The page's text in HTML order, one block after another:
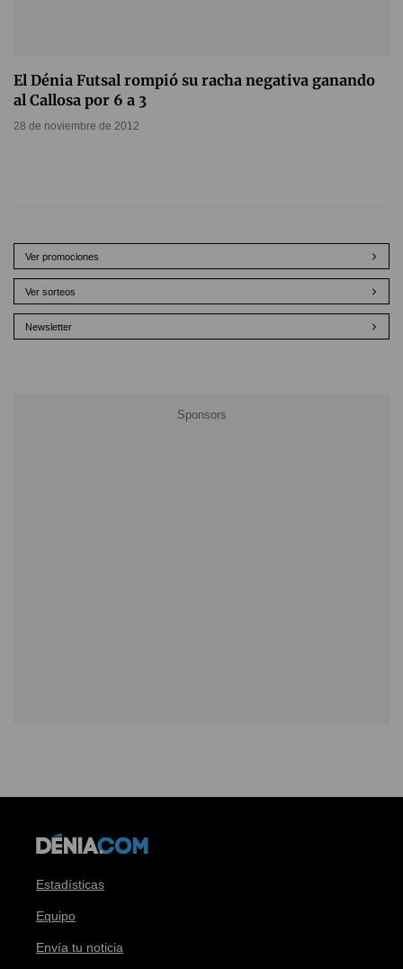
El Dénia Futsal rompió su racha negativa ganando
al Callosa por 6 a 3
28 de noviembre de 2012
Ver promociones
Ver sorteos
Newsletter
Estadísticas
Equipo
Envía tu noticia